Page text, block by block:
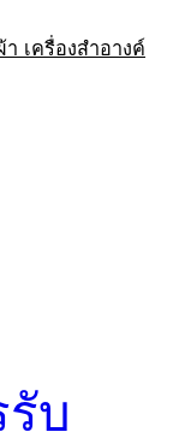
เครื่องสำอางค์
บ